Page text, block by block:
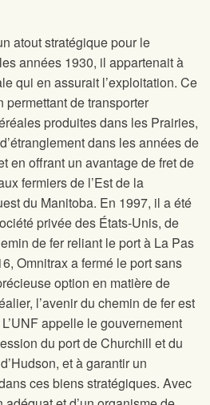
atout stratégique pour le
années 1930, il appartenait à
qui en assurait l’exploitation. Ce
de transporter
produites dans les Prairies,
dans les années de
en offrant un avantage de fret de
fermiers de l’Est de la
du Manitoba. En 1997, il a été
privée des États-Unis, de
de fer reliant le port à La Pas
Omnitrax a fermé le port sans
option en matière de
l’avenir du chemin de fer est
appelle le gouvernement
du port de Churchill et du
et à garantir un
ces biens stratégiques. Avec